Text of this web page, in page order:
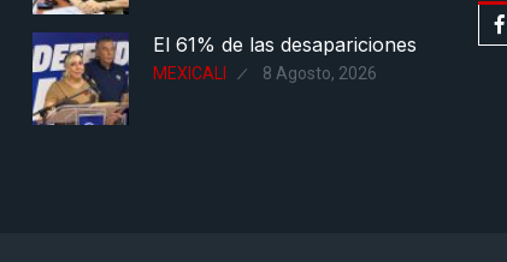
El 61% de las desapariciones
MEXICALI 8 Agosto, 2026